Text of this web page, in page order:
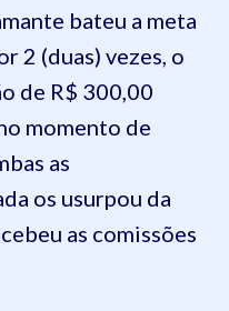
bateu a meta
2 (duas) vezes, o
de R$ 300,00
momento de
as
os usurpou da
as comissões